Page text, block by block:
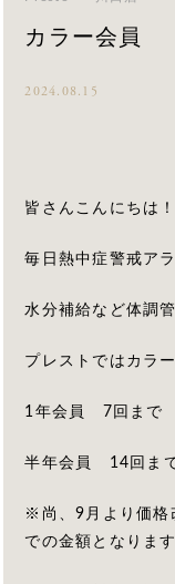
カラー会員
2024.08.15
皆さんこんにちは
毎日熱中症警戒ア
水分補給など体調
プレストではカラ
1年会員 7回まで
半年会員 14回ま
※尚、9月より価格
での金額となります